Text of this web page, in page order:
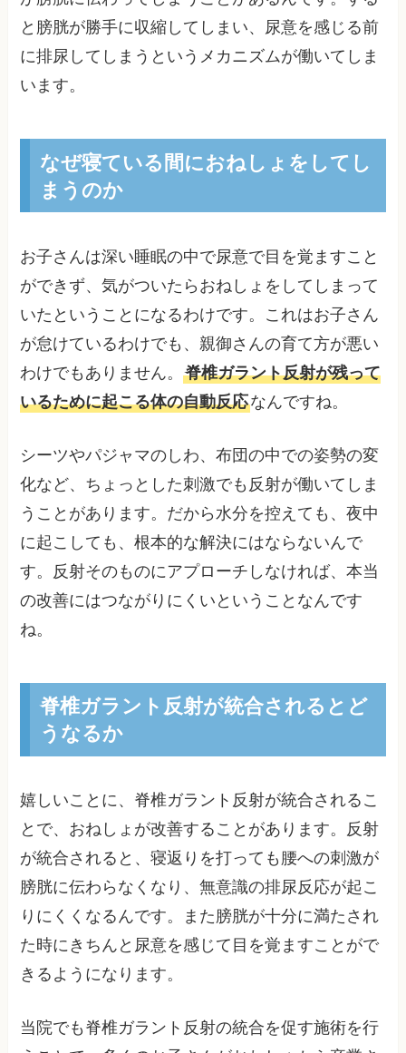
と膀胱が勝手に収縮してしまい、尿意を感じる前
に排尿してしまうというメカニズムが働いてしま
います。
なぜ寝ている間におねしょをしてし
まうのか
お子さんは深い睡眠の中で尿意で目を覚ますこと
ができず、気がついたらおねしょをしてしまって
いたということになるわけです。これはお子さん
が怠けているわけでも、親御さんの育て方が悪い
わけでもありません。脊椎ガラント反射が残って
いるために起こる体の自動反応なんですね。
シーツやパジャマのしわ、布団の中での姿勢の変
化など、ちょっとした刺激でも反射が働いてしま
うことがあります。だから水分を控えても、夜中
に起こしても、根本的な解決にはならないんで
す。反射そのものにアプローチしなければ、本当
の改善にはつながりにくいということなんです
ね。
脊椎ガラント反射が統合されるとど
うなるか
嬉しいことに、脊椎ガラント反射が統合されるこ
とで、おねしょが改善することがあります。反射
が統合されると、寝返りを打っても腰への刺激が
膀胱に伝わらなくなり、無意識の排尿反応が起こ
りにくくなるんです。また膀胱が十分に満たされ
た時にきちんと尿意を感じて目を覚ますことがで
きるようになります。
当院でも脊椎ガラント反射の統合を促す施術を行